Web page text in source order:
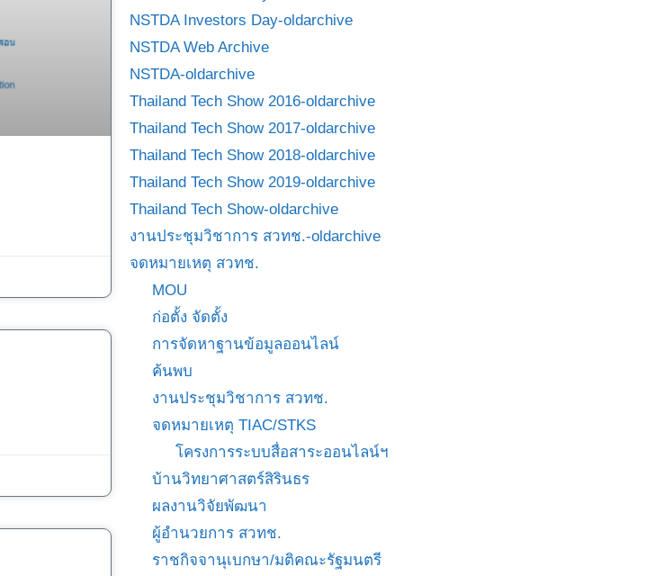
NSTDA Investors Day-oldarchive
NSTDA Web Archive
NSTDA-oldarchive
Thailand Tech Show 2016-oldarchive
Thailand Tech Show 2017-oldarchive
Thailand Tech Show 2018-oldarchive
Thailand Tech Show 2019-oldarchive
Thailand Tech Show-oldarchive
งานประชุมวิชาการ สวทช.-oldarchive
จดหมายเหตุ สวทช.
MOU
ก่อตั้ง จัดตั้ง
การจัดหาฐานข้อมูลออนไลน์
ค้นพบ
งานประชุมวิชาการ สวทช.
จดหมายเหตุ TIAC/STKS
โครงการระบบสื่อสาระออนไลน์ฯ
บ้านวิทยาศาสตร์สิรินธร
ผลงานวิจัยพัฒนา
ผู้อำนวยการ สวทช.
ราชกิจจานุเบกษา/มติคณะรัฐมนตรี